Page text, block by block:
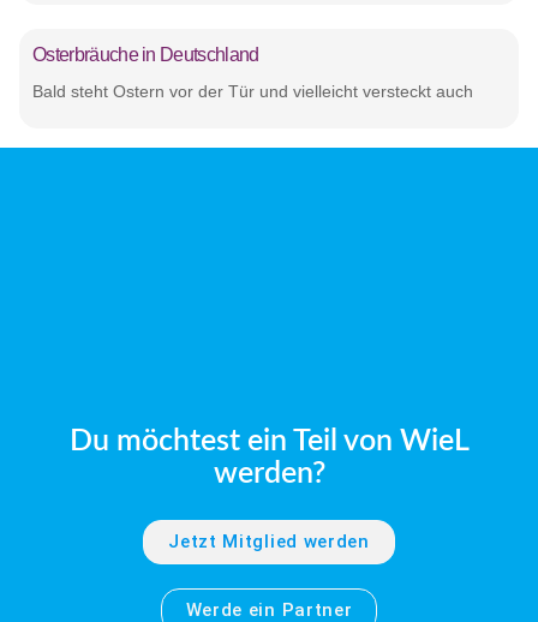
Osterbräuche in Deutschland
Bald steht Ostern vor der Tür und vielleicht versteckt auch
Du möchtest ein Teil von WieL
werden?
Jetzt Mitglied werden
Werde ein Partner